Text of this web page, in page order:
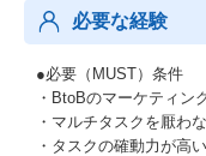
必要な経験
●必要（MUST）条件
・BtoBのマーケティン
・マルチタスクを厭わ
・タスクの確動力が高